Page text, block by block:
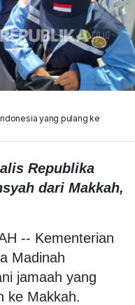
yang pulang ke
Republika
dari Makkah,
-- Kementerian
Madinah
jamaah yang
ke Makkah.